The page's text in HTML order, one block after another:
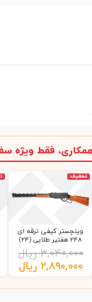
فقط ویژه
تخفیف
وینچستر کیفی ترقه ای
248 هفتیر طلایی (24)
۳,۰۴۰,۰۰۰ ریال
۲,۸۹۰,۰۰۰ ریال